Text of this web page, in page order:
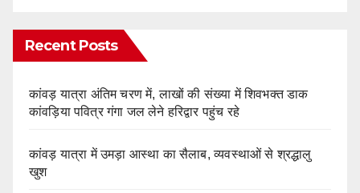
Recent Posts
कांवड़ यात्रा अंतिम चरण में, लाखों की संख्या में शिवभक्त डाक
कांवड़िया पवित्र गंगा जल लेने हरिद्वार पहुंच रहे
कांवड़ यात्रा में उमड़ा आस्था का सैलाब, व्यवस्थाओं से श्रद्धालु
खुश